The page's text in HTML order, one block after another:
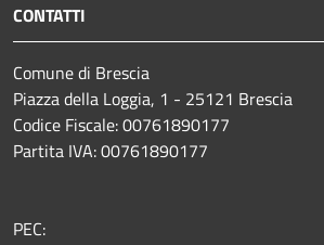
CONTATTI
Comune di Brescia
Piazza della Loggia, 1 - 25121 Brescia
Codice Fiscale: 00761890177
Partita IVA: 00761890177
PEC: